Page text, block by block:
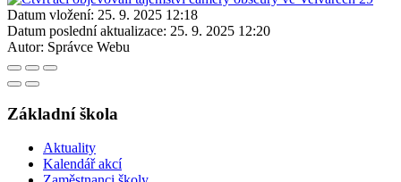
Datum vložení: 25. 9. 2025 12:18
Datum poslední aktualizace: 25. 9. 2025 12:20
Autor: Správce Webu
Základní škola
Aktuality
Kalendář akcí